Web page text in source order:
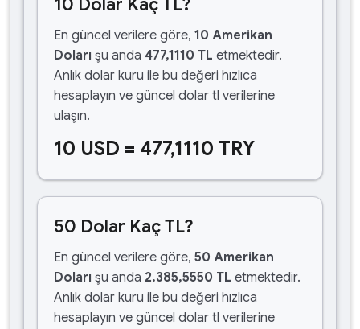
10 Dolar Kaç TL?
En güncel verilere göre, 10 Amerikan
Doları şu anda 477,1110 TL etmektedir.
Anlık dolar kuru ile bu değeri hızlıca
hesaplayın ve güncel dolar tl verilerine
ulaşın.
10 USD = 477,1110 TRY
50 Dolar Kaç TL?
En güncel verilere göre, 50 Amerikan
Doları şu anda 2.385,5550 TL etmektedir.
Anlık dolar kuru ile bu değeri hızlıca
hesaplayın ve güncel dolar tl verilerine